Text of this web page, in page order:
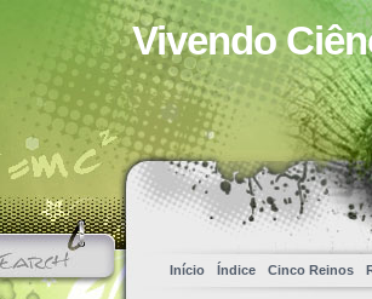
Vivendo
Início Índice Cinco Reinos